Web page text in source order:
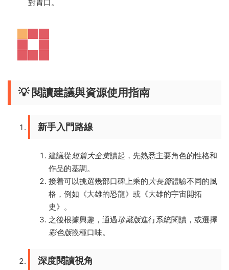
對胃口。
💡 閱讀建議與資源使用指南
新手入門路線
建議從短篇大全集讀起，先熟悉主要角色的性格和
作品的基調。
接着可以挑選幾部口碑上乘的 大長篇體驗不同的風
格，例如《大雄的恐龍》或《大雄的宇宙開拓
史》。
之後根據興趣，通過珍藏版進行系統閱讀，或選擇
彩色版換種口味。
深度閱讀視角